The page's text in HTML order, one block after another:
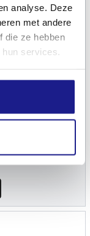
analyse. Deze
met andere
die ze hebben
services.